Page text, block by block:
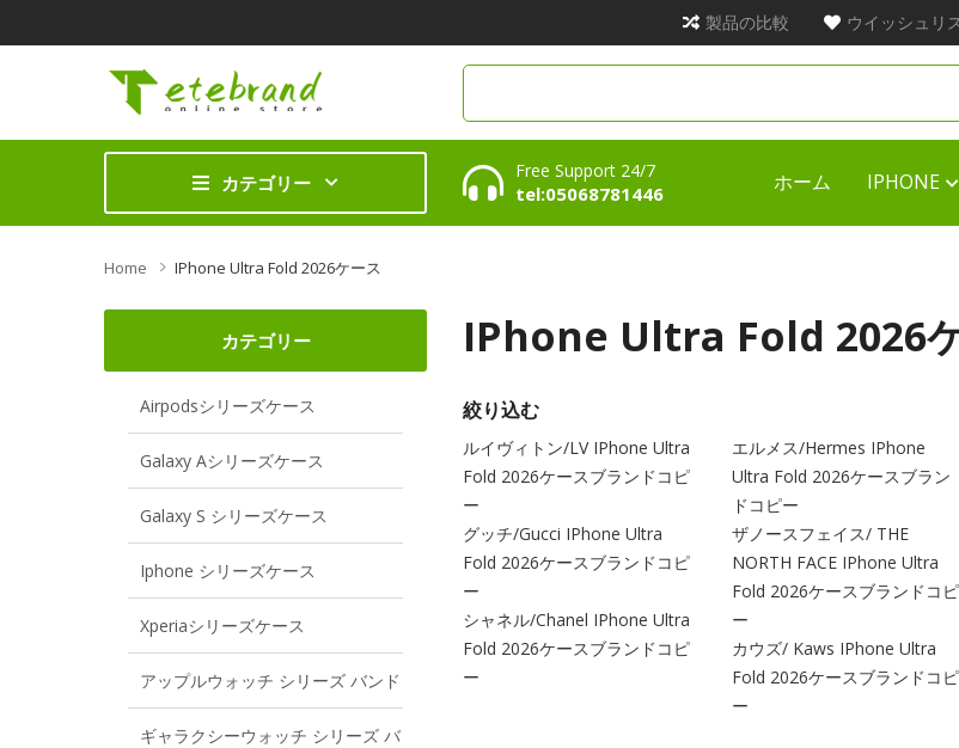
製品の比較 ウイッシュリ
カテゴリー
Free Support 24/7
tel:05068781446 ホーム IPHONE
Home IPhone Ultra Fold 2026ケース
カテゴリー
Airpodsシリーズケース
Galaxy Aシリーズケース
Galaxy S シリーズケース
Iphone シリーズケース
Xperiaシリーズケース
アップルウォッチ シリーズ バンド
ギャラクシーウォッチ シリーズ バ
IPhone Ultra Fold 2026
絞り込む
ルイヴィトン/LV IPhone Ultra
Fold 2026ケースブランドコピ
ー
グッチ/Gucci IPhone Ultra
Fold 2026ケースブランドコピ
ー
シャネル/Chanel IPhone Ultra
Fold 2026ケースブランドコピ
ー
エルメス/Hermes IPhone
Ultra Fold 2026ケースブラン
ドコピー
ザノースフェイス/ THE
NORTH FACE IPhone Ultra
Fold 2026ケースブランドコピ
ー
カウズ/ Kaws IPhone Ultra
Fold 2026ケースブランドコピ
ー